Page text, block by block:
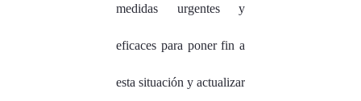
medidas urgentes y
eficaces para poner fin a
esta situación y actualizar